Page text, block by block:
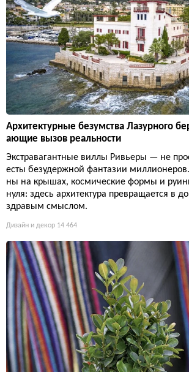
Архитектурные безумства Лазурного
ающие вызов реальности
Экстравагантные виллы Ривьеры — не
есты безудержной фантазии
ны на крышах, космические формы и
нуля: здесь архитектура превращается в
здравым смыслом.
Дизайн и декор 14 464